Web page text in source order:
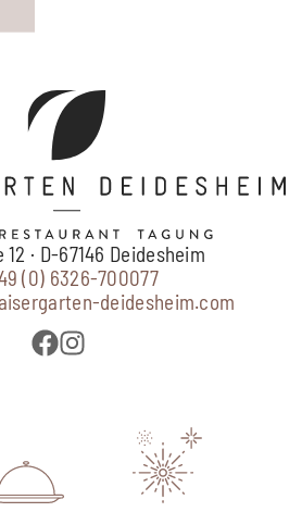
· D-67146 Deidesheim
(0) 6326-700077
deidesheim.com